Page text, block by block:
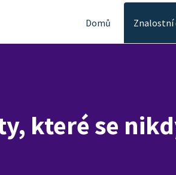
Domů
Znalostní
které se